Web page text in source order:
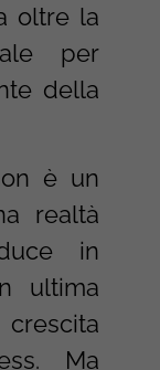
oltre la
per
della
è un
realtà
in
ultima
Ma